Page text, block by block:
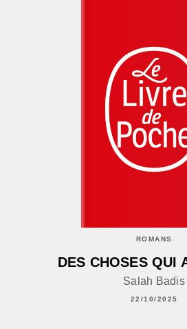
ROMANS
DES CHOSES QUI
Salah Badis
22/10/2025